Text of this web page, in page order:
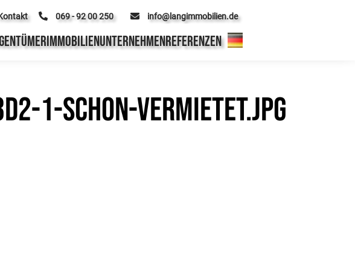
069 - 92 00 250 info@langimmobilien.de
IMMOBILIENUNTERNEHMENREFERENZEN
1-Schon-Vermietet.jpg